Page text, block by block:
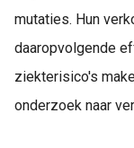
mutaties. Hun
daaropvolgende
ziekterisico's
onderzoek naar